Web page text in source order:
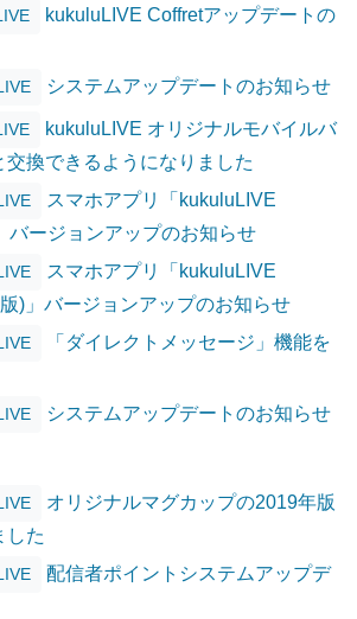
kukuluLIVE Coffretアップデートの
システムアップデートのお知らせ
kukuluLIVE オリジナルモバイルバ
交換できるようになりました
スマホアプリ「kukuluLIVE
バージョンアップのお知らせ
スマホアプリ「kukuluLIVE
)」バージョンアップのお知らせ
「ダイレクトメッセージ」機能を
システムアップデートのお知らせ
オリジナルマグカップの2019年版
した
配信者ポイントシステムアップデ